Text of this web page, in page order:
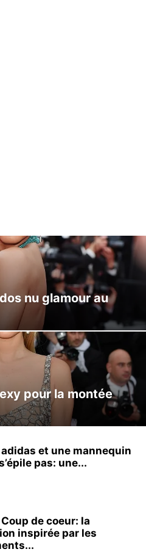
nu glamour au
pour la montée
adidas et une mannequin
pas: une...
de coeur: la
inspirée par les